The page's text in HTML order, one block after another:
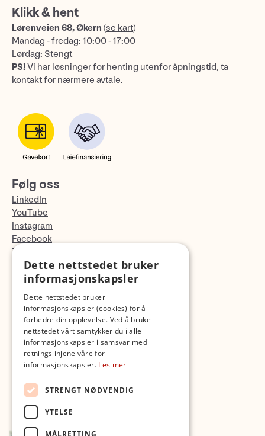
Klikk & hent
Lørenveien 68, Økern (se kart)
Mandag - fredag: 10:00 - 17:00
Lørdag: Stengt
PS!Vi har løsninger for henting utenfor åpningstid, ta
kontakt for nærmere avtale.
Følg oss
LinkedIn
YouTube
Instagram
Facebook
TikTok
Fotopodden
Dette nettstedet bruker
informasjonskapsler
Dette nettstedet bruker
informasjonskapsler (cookies) for å
forbedre din opplevelse. Ved å bruke
nettstedet vårt samtykker du i alle
informasjonskapsler i samsvar med
retningslinjene våre for
informasjonskapsler. Les mer
STRENGT NØDVENDIG
YTELSE
MÅLRETTING